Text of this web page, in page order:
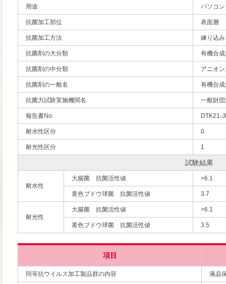
用途 パソコ
抗菌加工部位 表面層
抗菌加工方法 練り込み
抗菌剤の大分類 有機合
抗菌剤の中分類 アニオ
抗菌剤の一般名 有機合
抗菌力試験実施機関名 一般財
報告書No. DTK21-
耐水性区分 0
耐光性区分 1
試験結果
耐水性
大腸菌 抗菌活性値 >6.1
黄色ブドウ球菌 抗菌活性値 3.7
耐光性
大腸菌 抗菌活性値 >6.1
黄色ブドウ球菌 抗菌活性値 3.5
項目
同等抗ウイルス加工製品群の内容 液晶